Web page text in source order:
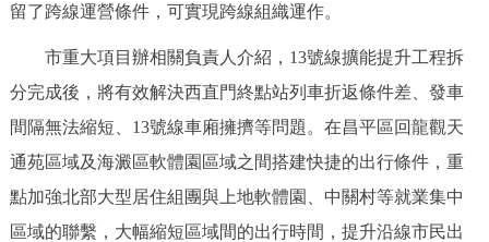
DEUTSCH FRANÇAIS РУССКИЙ ЯЗЫК
ESPAÑOL العربية PORTUGUÊS
ITALIANO
留了跨線運營條件，可實現跨線組織運作。
市重大項目辦相關負責人介紹，13號線擴能提升工程拆
分完成後，將有效解決西直門終點站列車折返條件差、發車
間隔無法縮短、13號線車廂擁擠等問題。在昌平區回龍觀天
通苑區域及海澱區軟體園區域之間搭建快捷的出行條件，重
點加強北部大型居住組團與上地軟體園、中關村等就業集中
區域的聯繫，大幅縮短區域間的出行時間，提升沿線市民出